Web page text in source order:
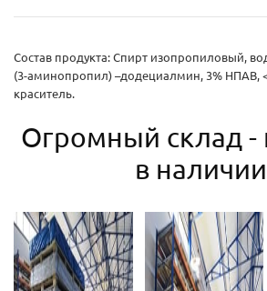
Состав продукта: Спирт изопропиловый,
(3-аминопропил) –додециалмин, 3% НПАВ,
краситель.
Огромный склад -
в